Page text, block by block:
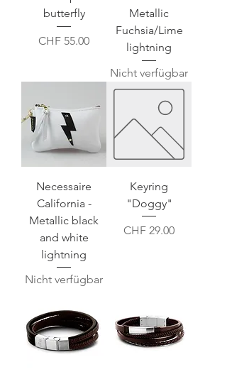
butterfly
Preis
CHF 55.00
Metallic
Fuchsia/Lime
lightning
Nicht verfügbar
Necessaire
California -
Metallic black
and white
lightning
Nicht verfügbar
Keyring
"Doggy"
Preis
CHF 29.00